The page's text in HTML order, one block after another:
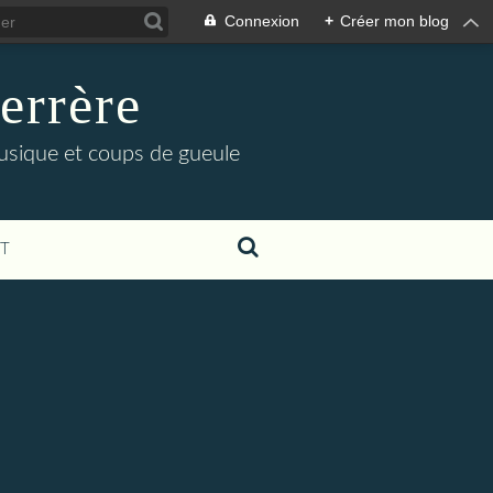
Connexion + Créer mon blog
et coups de gueule